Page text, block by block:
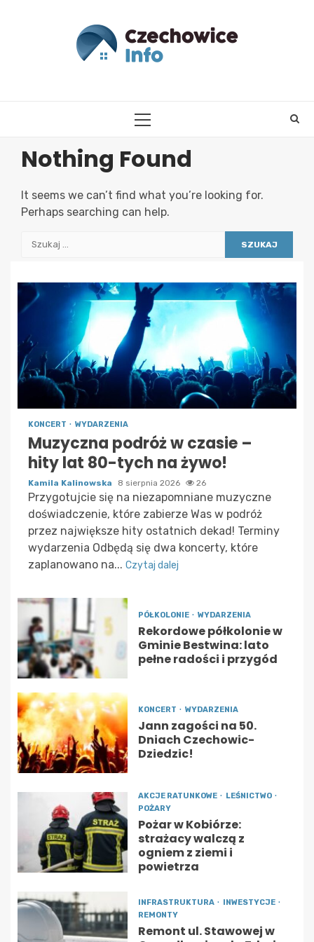
PRIMARY
Nothing Found
It seems we can’t find what you’re looking for.
Perhaps searching can help.
Szukaj:
KONCERT WYDARZENIA
Muzyczna podróż w czasie –
hity lat 80-tych na żywo!
Kamila Kalinowska 8 sierpnia 2026 26
Przygotujcie się na niezapomniane muzyczne
doświadczenie, które zabierze Was w podróż
przez największe hity ostatnich dekad! Terminy
wydarzenia Odbędą się dwa koncerty, które
zaplanowano na... Czytaj dalej
PÓŁKOLONIE WYDARZENIA
Rekordowe półkolonie w
Gminie Bestwina: lato
pełne radości i przygód
KONCERT WYDARZENIA
Jann zagości na 50.
Dniach Czechowic-
Dziedzic!
AKCJE RATUNKOWE
LEŚNICTWO
POŻARY
Pożar w Kobiórze:
strażacy walczą z
ogniem z ziemi i
powietrza
INFRASTRUKTURA
INWESTYCJE
REMONTY
Remont ul. Stawowej w